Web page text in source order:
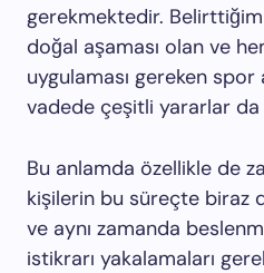
gerekmektedir.
doğal aşaması olan ve
uygulaması gereken
vadede çeşitli yararlar da
Bu anlamda özellikle de
kişilerin bu süreçte biraz
ve aynı zamanda
istikrarı yakalamaları